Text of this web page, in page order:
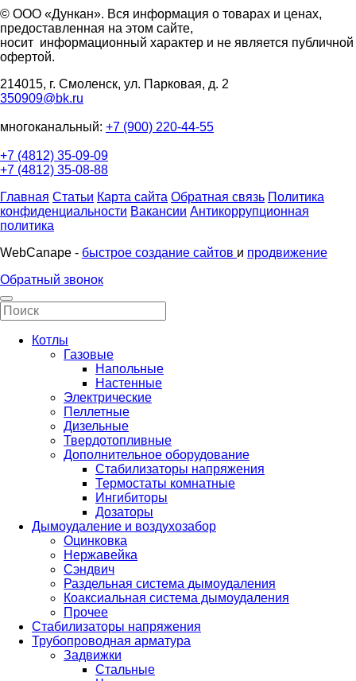
© ООО «Дункан». Вся информация о товарах и ценах,
предоставленная на этом сайте,
носит информационный характер и не является публичной
офертой.
214015, г. Смоленск, ул. Парковая, д. 2
350909@bk.ru
многоканальный: +7 (900) 220-44-55
+7 (4812) 35-09-09
+7 (4812) 35-08-88
Главная Статьи Карта сайта Обратная связь Политика
конфиденциальности Вакансии Антикоррупционная
политика
WebCanape - быстрое создание сайтов и продвижение
Обратный звонок
Котлы
Газовые
Напольные
Настенные
Электрические
Пеллетные
Дизельные
Твердотопливные
Дополнительное оборудование
Стабилизаторы напряжения
Термостаты комнатные
Ингибиторы
Дозаторы
Дымоудаление и воздухозабор
Оцинковка
Нержавейка
Сэндвич
Раздельная система дымоудаления
Коаксиальная система дымоудаления
Прочее
Стабилизаторы напряжения
Трубопроводная арматура
Задвижки
Стальные